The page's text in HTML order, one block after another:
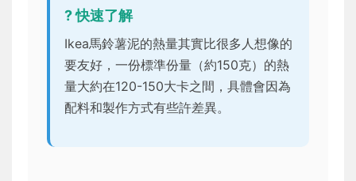
? 快速了解
Ikea馬鈴薯泥的熱量其實比很多人想像的
要友好，一份標準份量（約150克）的熱
量大約在120-150大卡之間，具體會因為
配料和製作方式有些許差異。